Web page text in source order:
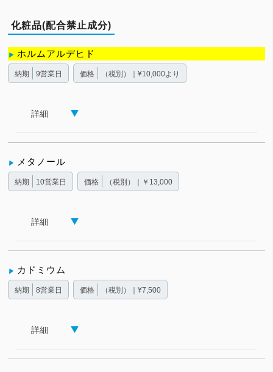
化粧品(配合禁止成分)
ホルムアルデヒド
納期 9営業日 価格 （税別）｜¥10,000より
詳細
メタノール
納期 10営業日 価格 （税別）｜￥13,000
詳細
カドミウム
納期 8営業日 価格 （税別）｜¥7,500
詳細